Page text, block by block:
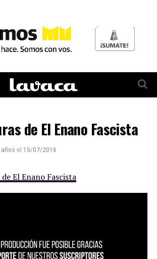
de El Enano Fascista
años el 15/07/2016